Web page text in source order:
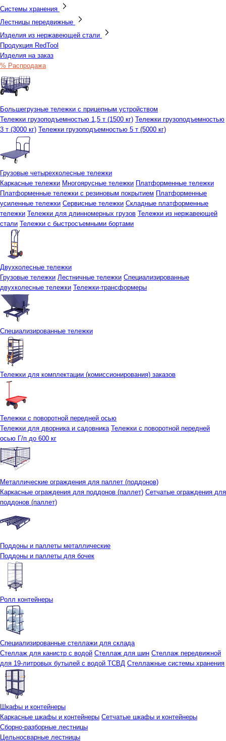
Системы хранения
Лестницы передвижные
Изделия из нержавеющей стали
Продукция RedTool
Изделия на заказ
% Распродажа
Большегрузные тележки с прицепным устройством
Тележки грузоподъемностью 1,5 т (1500 кг) Тележки грузоподъемностью
3 т (3000 кг) Тележки грузоподъемностью 5 т (5000 кг)
Грузовые четырехколесные тележки
Каркасные тележки Многоярусные тележки Платформенные тележки
Платформенные тележки с резиновым покрытием Платформенные
усиленные тележки Сервисные тележки Складные платформенные
тележки Тележки для длинномерных грузов Тележки из нержавеющей
стали Тележки с быстросъемными бортами
Двухколесные тележки
Грузовые тележки Лестничные тележки Специализированные
двухколесные тележки Тележки-трансформеры
Специализированные тележки
Тележки для комплектации (комиссионирования) заказов
Тележки с поворотной передней осью
Тележки для дворника и садовника Тележки с поворотной передней
осью Г/п до 600 кг
Металлические ограждения для паллет (поддонов)
Каркасные ограждения для поддонов (паллет) Сетчатые ограждения для
поддонов (паллет)
Поддоны и паллеты металлические
Поддоны и паллеты для бочек
Ролл контейнеры
Специализированные стеллажи для склада
Стеллаж для канистр с водой Стеллаж для шин Стеллаж передвижной
для 19-литровых бутылей с водой ТСВД Стеллажные системы хранения
Шкафы и контейнеры
Каркасные шкафы и контейнеры Сетчатые шкафы и контейнеры
Сборно-разборные лестницы
Цельносварные лестницы